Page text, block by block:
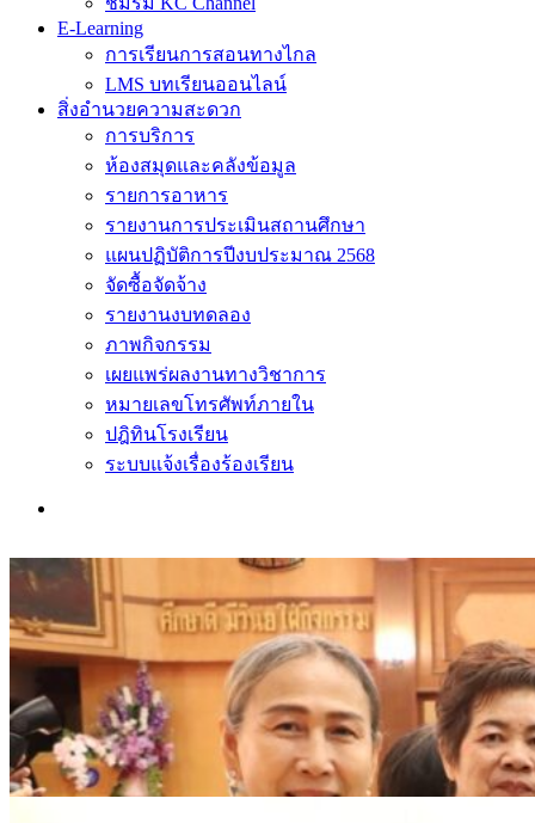
E-Learning
การเรียนการสอนทางไกล
LMS บทเรียนออนไลน์
สิ่งอำนวยความสะดวก
การบริการ
ห้องสมุดและคลังข้อมูล
รายการอาหาร
รายงานการประเมินสถานศึกษา
แผนปฏิบัติการปีงบประมาณ 2568
จัดซื้อจัดจ้าง
รายงานงบทดลอง
ภาพกิจกรรม
เผยแพร่ผลงานทางวิชาการ
หมายเลขโทรศัพท์ภายใน
ปฎิทินโรงเรียน
ระบบแจ้งเรื่องร้องเรียน